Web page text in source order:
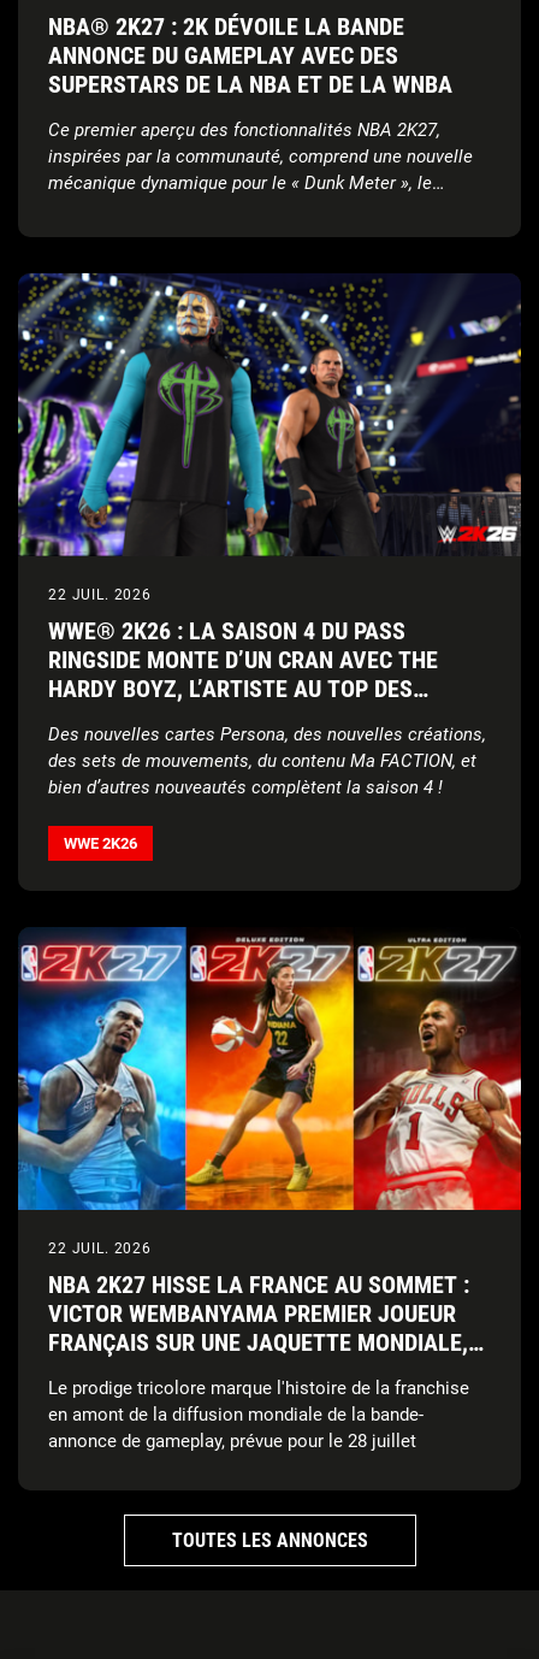
NBA® 2K27 : 2K DÉVOILE LA BANDE
ANNONCE DU GAMEPLAY AVEC DES
SUPERSTARS DE LA NBA ET DE LA WNBA
Ce premier aperçu des fonctionnalités NBA 2K27,
inspirées par la communauté, comprend une nouvelle
mécanique dynamique pour le « Dunk Meter », le
Preseason Breakdown : NBA 2K27 Game Reveal.
22 JUIL. 2026
WWE® 2K26 : LA SAISON 4 DU PASS
RINGSIDE MONTE D’UN CRAN AVEC THE
HARDY BOYZ, L’ARTISTE AU TOP DES
AAA
Des nouvelles cartes Persona, des nouvelles créations,
des sets de mouvements, du contenu Ma FACTION, et
bien d’autres nouveautés complètent la saison 4 !
WWE 2K26
22 JUIL. 2026
NBA 2K27 HISSE LA FRANCE AU SOMMET :
VICTOR WEMBANYAMA PREMIER JOUEUR
FRANÇAIS SUR UNE JAQUETTE MONDIALE,
DERRICK ROSE
Le prodige tricolore marque l'histoire de la franchise
en amont de la diffusion mondiale de la bande-
annonce de gameplay, prévue pour le 28 juillet
TOUTES LES ANNONCES